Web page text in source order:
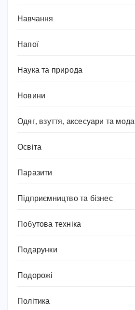
Навчання
Напої
Наука та природа
Новини
Одяг, взуття, аксесуари та мода
Освіта
Паразити
Підприємництво та бізнес
Побутова техніка
Подарунки
Подорожі
Політика